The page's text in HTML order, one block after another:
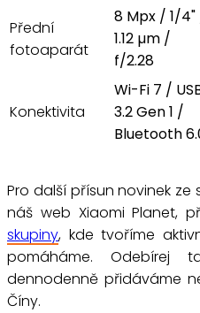
Přední
fotoaparát
8 Mpx / 1/
1.12 µm /
f/2.28
Konektivita
Wi-Fi 7 /
3.2 Gen 1 /
Bluetooth
Pro další přísun novinek
náš web Xiaomi Planet,
skupiny, kde tvoříme
pomáháme. Odebírej
dennodenně přidáváme
Číny.